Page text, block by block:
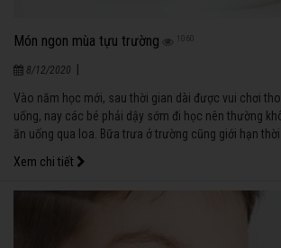
Món ngon mùa tựu trường 1060
8/12/2020
Vào năm học mới, sau thời gian dài được vui chơi
uống, nay các bé phải dậy sớm đi học nên thường
ăn uống qua loa. Bữa trưa ở trường cũng giới hạn
hơn, dẫn đến đứng cân hoặc sụt cân.
Xem chi tiết